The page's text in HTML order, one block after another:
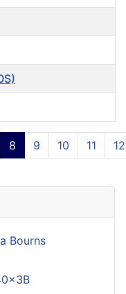
Page 8 of 16
8 9 10 11 12
Bourns